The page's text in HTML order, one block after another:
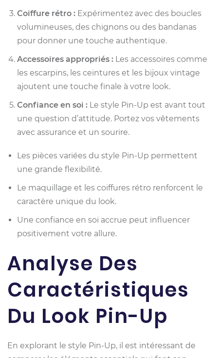
Coiffure rétro : Expérimentez avec des boucles
volumineuses, des chignons ou des bandanas
pour donner une touche authentique.
Accessoires appropriés : Les accessoires comme
les escarpins, les ceintures et les bijoux vintage
ajoutent une touche finale à votre look.
Confiance en soi : Le style Pin-Up est avant tout
une question d’attitude. Portez vos vêtements
avec assurance et un sourire.
Les pièces variées du style Pin-Up permettent
une grande flexibilité.
Le maquillage et les coiffures rétro renforcent le
caractère unique du look.
Une confiance en soi accrue peut influencer
positivement votre allure.
Analyse Des
Caractéristiques
Du Look Pin-Up
En explorant le style Pin-Up, il est intéressant de